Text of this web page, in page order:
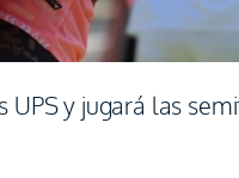
y jugará las